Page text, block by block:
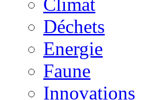
Déchets
Energie
Faune
Innovations